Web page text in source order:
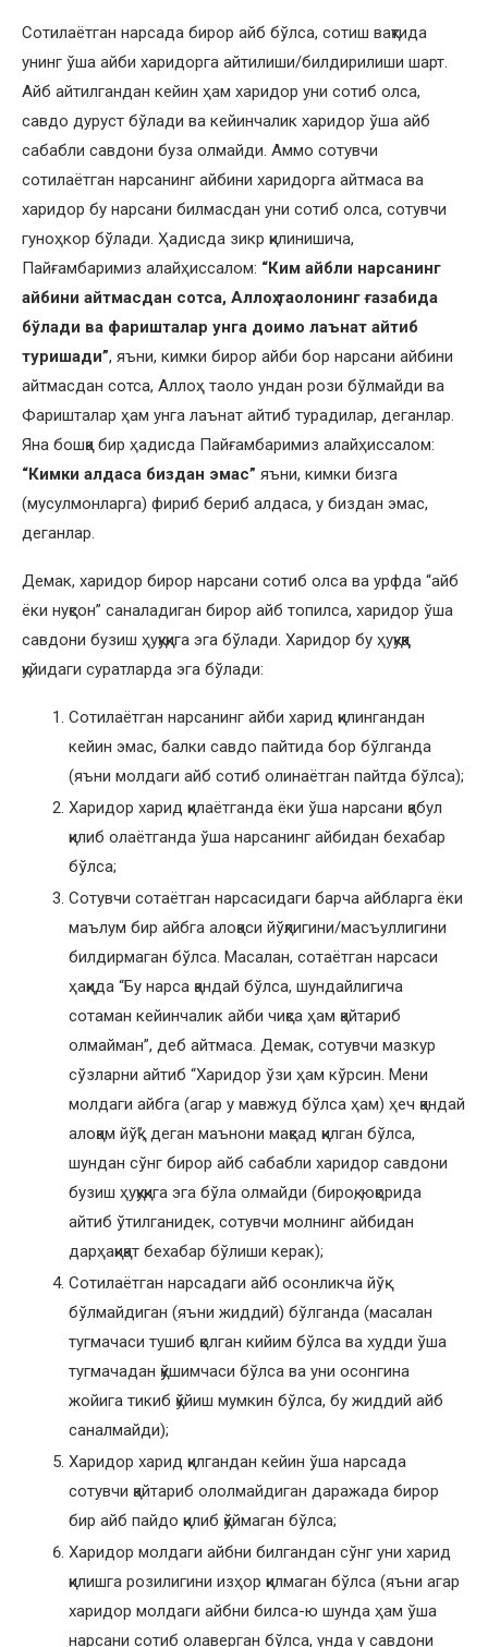
Сотилаётган нарсада бирор айб бўлса, сотиш вақтида
унинг ўша айби харидорга айтилиши/билдирилиши шарт.
Айб айтилгандан кейин ҳам харидор уни сотиб олса,
савдо дуруст бўлади ва кейинчалик харидор ўша айб
сабабли савдони буза олмайди. Аммо сотувчи
сотилаётган нарсанинг айбини харидорга айтмаса ва
харидор бу нарсани билмасдан уни сотиб олса, сотувчи
гуноҳкор бўлади. Ҳадисда зикр қилинишича,
Пайғамбаримиз алайҳиссалом: “Ким айбли нарсанинг
айбини айтмасдан сотса, Аллоҳ таолонинг ғазабида
бўлади ва фаришталар унга доимо лаънат айтиб
туришади”, яъни, кимки бирор айби бор нарсани айбини
айтмасдан сотса, Аллоҳ таоло ундан рози бўлмайди ва
Фаришталар ҳам унга лаънат айтиб турадилар, деганлар.
Яна бошқа бир ҳадисда Пайғамбаримиз алайҳиссалом:
“Кимки алдаса биздан эмас” яъни, кимки бизга
(мусулмонларга) фириб бериб алдаса, у биздан эмас,
деганлар.
Демак, харидор бирор нарсани сотиб олса ва урфда “айб
ёки нуқсон” саналадиган бирор айб топилса, харидор ўша
савдони бузиш ҳуқуқига эга бўлади. Харидор бу ҳуқуққа
қуйидаги суратларда эга бўлади:
Сотилаётган нарсанинг айби харид қилингандан
кейин эмас, балки савдо пайтида бор бўлганда
(яъни молдаги айб сотиб олинаётган пайтда бўлса);
Харидор харид қилаётганда ёки ўша нарсани қабул
қилиб олаётганда ўша нарсанинг айбидан бехабар
бўлса;
Сотувчи сотаётган нарсасидаги барча айбларга ёки
маълум бир айбга алоқаси йўқлигини/масъуллигини
билдирмаган бўлса. Масалан, сотаётган нарсаси
ҳақида “Бу нарса қандай бўлса, шундайлигича
сотаман кейинчалик айби чиқса ҳам қайтариб
олмайман”, деб айтмаса. Демак, сотувчи мазкур
сўзларни айтиб “Харидор ўзи ҳам кўрсин. Мени
молдаги айбга (агар у мавжуд бўлса ҳам) ҳеч қандай
алоқам йўқ”, деган маънони мақсад қилган бўлса,
шундан сўнг бирор айб сабабли харидор савдони
бузиш ҳуқуқига эга бўла олмайди (бироқ, юқорида
айтиб ўтилганидек, сотувчи молнинг айбидан
дарҳақиқат бехабар бўлиши керак);
Сотилаётган нарсадаги айб осонликча йўқ
бўлмайдиган (яъни жиддий) бўлганда (масалан
тугмачаси тушиб қолган кийим бўлса ва худди ўша
тугмачадан қўшимчаси бўлса ва уни осонгина
жойига тикиб қўйиш мумкин бўлса, бу жиддий айб
саналмайди);
Харидор харид қилгандан кейин ўша нарсада
сотувчи қайтариб ололмайдиган даражада бирор
бир айб пайдо қилиб қўймаган бўлса;
Харидор молдаги айбни билгандан сўнг уни харид
қилишга розилигини изҳор қилмаган бўлса (яъни агар
харидор молдаги айбни билса-ю шунда ҳам ўша
нарсани сотиб олаверган бўлса, унда у савдони